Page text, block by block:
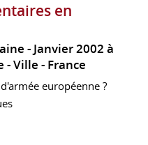
en
Janvier 2002 à
Ville France
européenne ?